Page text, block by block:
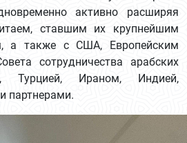
активно расширяя
ставшим их крупнейшим
а также с США, Европейским
сотрудничества арабских
Турцией, Ираном, Индией,
партнерами.